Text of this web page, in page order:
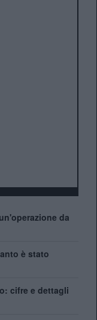
da
è stato
cifre e dettagli